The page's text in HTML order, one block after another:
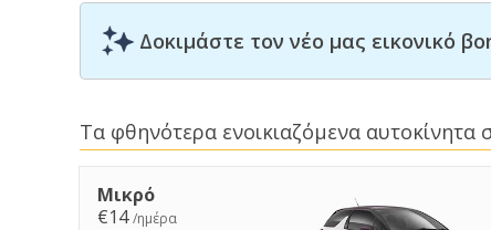
Δοκιμάστε τον νέο μας εικονικό
Τα φθηνότερα ενοικιαζόμενα αυτοκίνητα
Μικρό
€14/ημέρα